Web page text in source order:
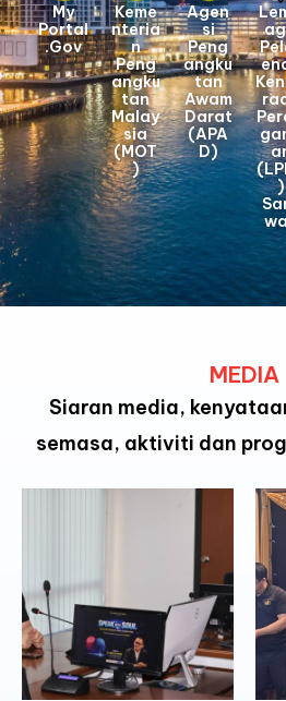
My
Portal
.Gov
Keme
nteria
n
Peng
angku
tan
Malay
sia
(MOT
)
Agen
si
Peng
angku
tan
Awam
Darat
(APA
D)
)
MEDIA
Siaran media,
semasa, aktiviti dan